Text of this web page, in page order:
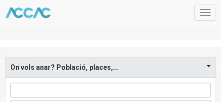
On vols anar? Població, places,...